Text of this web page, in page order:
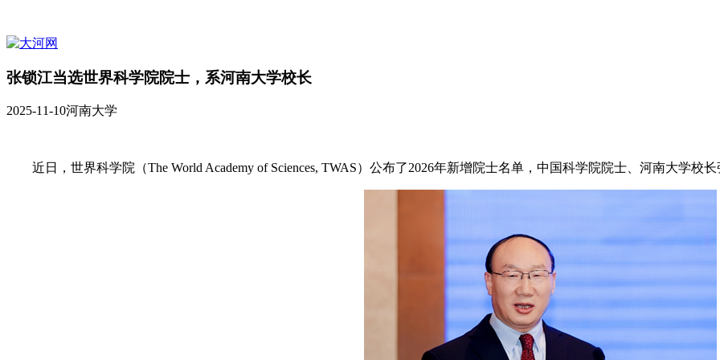
张锁江当选世界科学院院士，系河南大学校长
2025-11-10河南大学
近日，世界科学院（The World Academy of Sciences, TWAS）公布了2026年新增院士名单，中国科学院院士、河南大学校长